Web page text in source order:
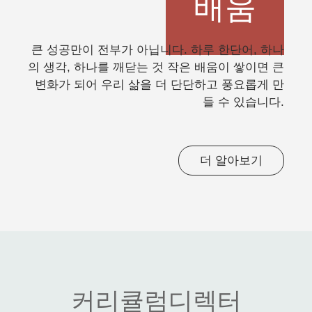
큰 성공만이 전부가 아닙니다. 하루 한단어, 하나
의 생각, 하나를 깨닫는 것 작은 배움이 쌓이면 큰
변화가 되어 우리 삶을 더 단단하고 풍요롭게 만
들 수 있습니다.
더 알아보기
배움
커리큘럼디렉터